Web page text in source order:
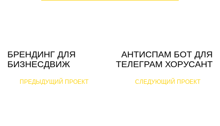
БРЕНДИНГ ДЛЯ
БИЗНЕСДВИЖ
ПРЕДЫДУЩИЙ ПРОЕКТ
АНТИСПАМ БОТ ДЛЯ
ТЕЛЕГРАМ ХОРУСАНТ
СЛЕДУЮЩИЙ ПРОЕКТ